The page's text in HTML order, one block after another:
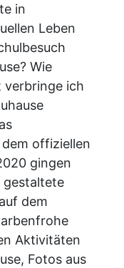
in
Leben
Wie
verbringe ich
offiziellen
gingen
gestaltete
dem
Aktivitäten
Fotos aus